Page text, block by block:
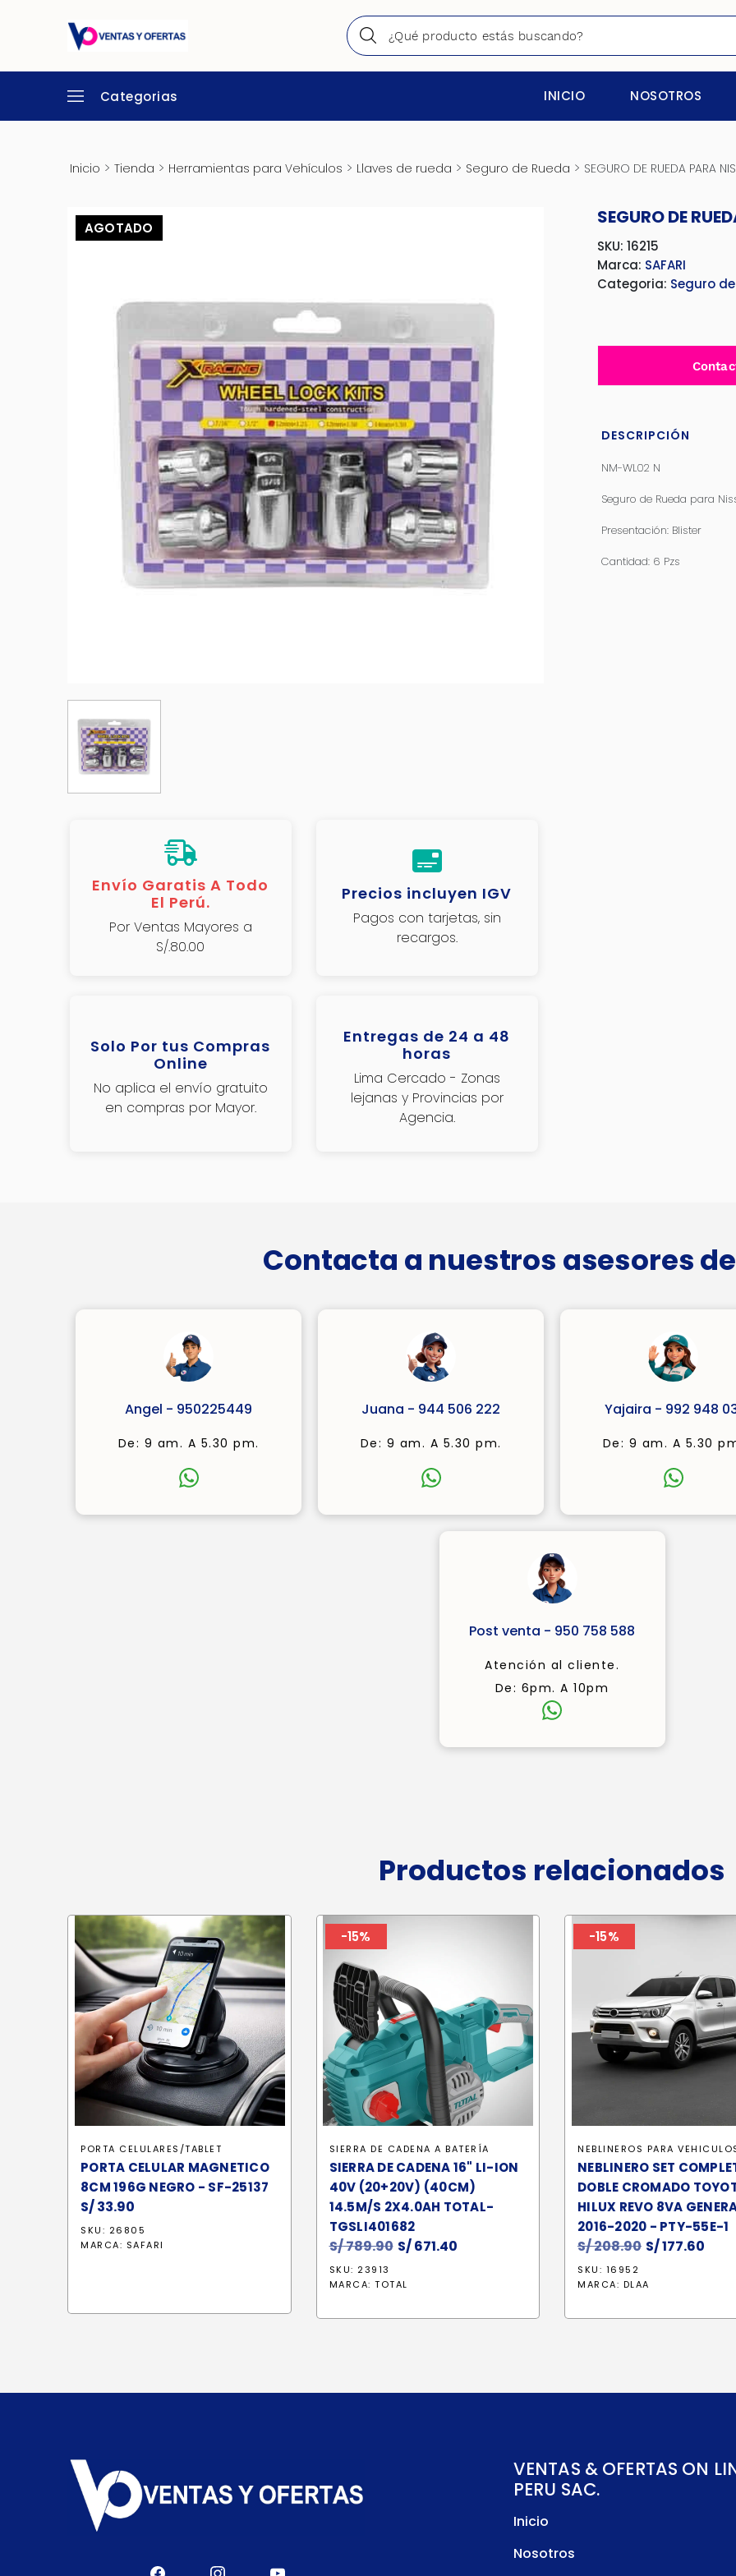
Categorias INICIO NOSOTROS
Inicio > Tienda > Herramientas para Vehículos > Llaves de rueda > Seguro de Rueda > SEGURO DE RUEDA PARA
AGOTADO
Envío Garatis A Todo
El Perú.
Por Ventas Mayores a
S/.80.00
Precios incluyen IGV
Pagos con tarjetas, sin
recargos.
Solo Por tus Compras
Online
No aplica el envío gratuito
en compras por Mayor.
Entregas de 24 a 48
horas
Lima Cercado - Zonas
lejanas y Provincias por
Agencia.
SEGURO DE
SKU: 16215
Marca: SAFARI
Categoria: Seguro
DESCRIPCIÓN
NM-WL02 N
Seguro de Rueda para
Presentación: Blister
Cantidad: 6 Pzs
Contacta a nuestros asesores
Angel - 950225449
De: 9 am. A 5.30 pm.
Juana - 944 506 222
De: 9 am. A 5.30 pm.
Yajaira - 992 948
De: 9 am. A 5.30
Post venta - 950 758 588
Atención al cliente.
De: 6pm. A 10pm
Productos relacionados
PORTA CELULARES/TABLET
PORTA CELULAR MAGNETICO
8CM 196G NEGRO - SF-25137
S/33.90
SKU: 26805
MARCA: SAFARI
-15%
SIERRA DE CADENA A BATERÍA
SIERRA DE CADENA 16" LI-ION
40V (20+20V) (40CM)
14.5M/S 2X4.0AH TOTAL-
TGSLI401682
S/789.90 El
original
S/ 789.90.
S/671.40
S/ 671.40.
SKU: 23913
MARCA: TOTAL
-15%
NEBLINEROS PARA
NEBLINERO SET
DOBLE CROMADO
HILUX REVO 8VA
2016-2020 - PTY-55E-1
S/208.90 El
original
S/ 208.90.
S/177.60
S/
SKU: 16952
MARCA: DLAA
VENTAS & OFERTAS ON
PERU SAC.
Inicio
Nosotros